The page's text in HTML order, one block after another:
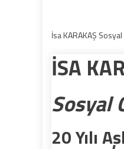
İsa KARAKAŞ
İSA
Sosyal
20 Yılı